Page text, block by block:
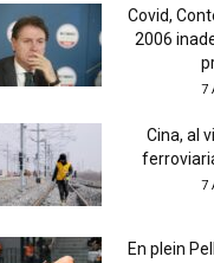
Covid,
2006
7
Cina, al
7
En plein